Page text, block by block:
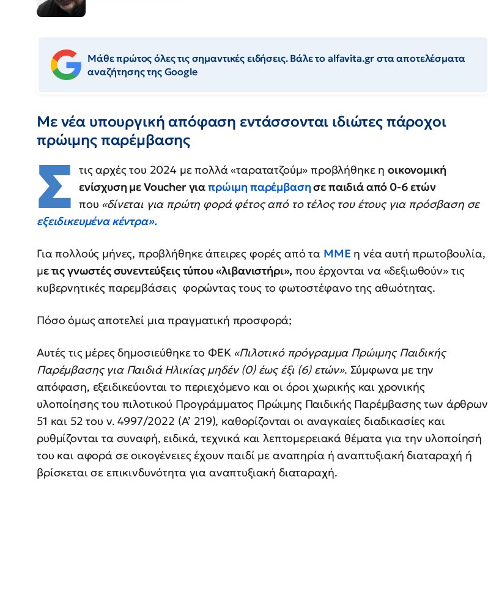
Μάθε πρώτος όλες τις σημαντικές ειδήσεις. Βάλε το alfavita.gr στα αποτελέσματα
αναζήτησης της Google
Με νέα υπουργική απόφαση εντάσσονται ιδιώτες πάροχοι
πρώιμης παρέμβασης
Σ τις αρχές του 2024 με πολλά «ταρατατζούμ» προβλήθηκε ηοικονομική
ενίσχυση με Voucher γιαπρώιμη παρέμβασησε παιδιά από 0-6 ετών
που «δίνεται για πρώτη φορά φέτος από το τέλος του έτους για πρόσβαση σε
εξειδικευμένα κέντρα».
Για πολλούς μήνες, προβλήθηκε άπειρες φορές από τα ΜΜΕ η νέα αυτή πρωτοβουλία,
με τις γνωστές συνεντεύξεις τύπου «λιβανιστήρι», που έρχονται να «δεξιωθούν» τις
κυβερνητικές παρεμβάσεις φορώντας τους το φωτοστέφανο της αθωότητας.
Πόσο όμως αποτελεί μια πραγματική προσφορά;
Αυτές τις μέρες δημοσιεύθηκε το ΦΕΚ «Πιλοτικό πρόγραμμα Πρώιμης Παιδικής
Παρέμβασης για Παιδιά Ηλικίας μηδέν (0) έως έξι (6) ετών». Σύμφωνα με την
απόφαση, εξειδικεύονται το περιεχόμενο και οι όροι χωρικής και χρονικής
υλοποίησης του πιλοτικού Προγράμματος Πρώιμης Παιδικής Παρέμβασης των άρθρων
51 και 52 του ν. 4997/2022 (Α’ 219), καθορίζονται οι αναγκαίες διαδικασίες και
ρυθμίζονται τα συναφή, ειδικά, τεχνικά και λεπτομερειακά θέματα για την υλοποίησή
του και αφορά σε οικογένειες έχουν παιδί με αναπηρία ή αναπτυξιακή διαταραχή ή
βρίσκεται σε επικινδυνότητα για αναπτυξιακή διαταραχή.